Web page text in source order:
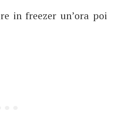
in freezer un’ora poi